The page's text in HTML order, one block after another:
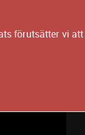
förutsätter vi